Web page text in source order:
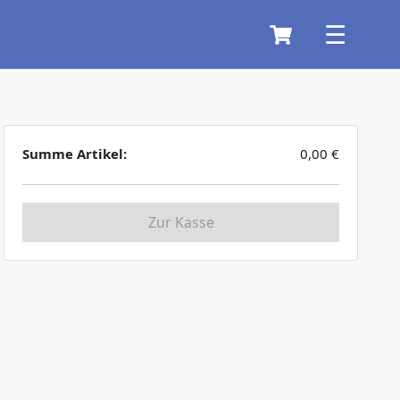
Summe Artikel: 0,00 €
Zur Kasse